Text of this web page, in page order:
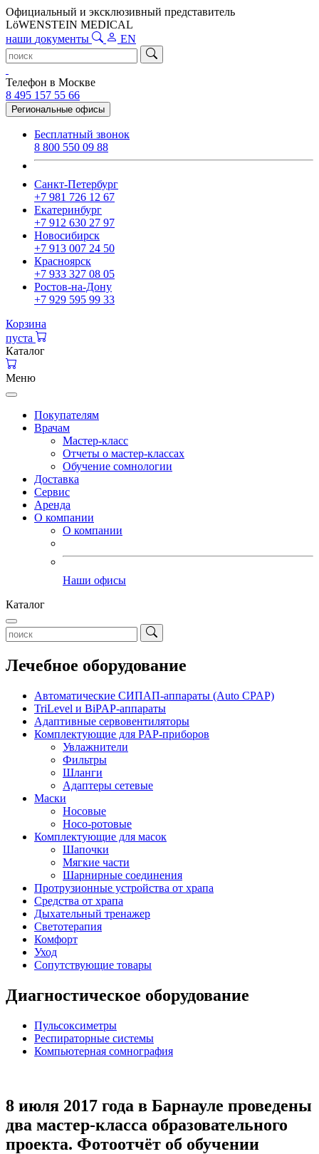
Официальный и эксклюзивный представитель
LöWENSTEIN MEDICAL
наши документы EN
Телефон в Москве
8 495 157 55 66
Региональные офисы
Бесплатный звонок
8 800 550 09 88
Санкт-Петербург
+7 981 726 12 67
Екатеринбург
+7 912 630 27 97
Новосибирск
+7 913 007 24 50
Красноярск
+7 933 327 08 05
Ростов-на-Дону
+7 929 595 99 33
Корзина
пуста
Каталог
Меню
Покупателям
Врачам
Мастер-класс
Отчеты о мастер-классах
Обучение сомнологии
Доставка
Сервис
Аренда
О компании
О компании
Наши офисы
Каталог
Лечебное оборудование
Автоматические СИПАП-аппараты (Auto CPAP)
TriLevel и BiPAP-аппараты
Адаптивные сервовентиляторы
Комплектующие для PAP-приборов
Увлажнители
Фильтры
Шланги
Адаптеры сетевые
Маски
Носовые
Носо-ротовые
Комплектующие для масок
Шапочки
Мягкие части
Шарнирные соединения
Протрузионные устройства от храпа
Средства от храпа
Дыхательный тренажер
Светотерапия
Комфорт
Уход
Сопутствующие товары
Диагностическое оборудование
Пульсоксиметры
Респираторные системы
Компьютерная сомнография
8 июля 2017 года в Барнауле проведены
два мастер-класса образовательного
проекта. Фотоотчёт об обучении